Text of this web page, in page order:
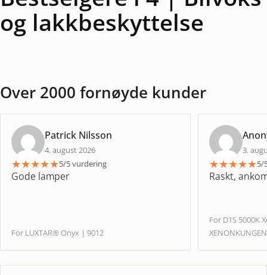
og lakkbeskyttelse
Over 2000 fornøyde kunder
Patrick Nilsson
4. august 2026
★★★★★5/5 vurdering
Gode lamper
For LUXTAR® Onyx | 9012
3.
★★★★★5/
Raskt,
For D1S 5000K